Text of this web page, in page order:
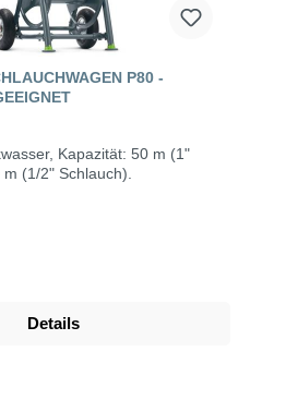
P80 -
Kapazität: 50 m (1"
(1/2" Schlauch).
Details